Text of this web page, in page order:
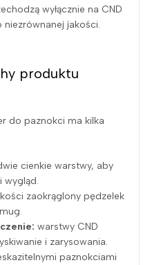
wyłącznie na CND
jakości.
produktu
do paznokci ma kilka
cienkie warstwy, aby
wygląd.
zaokrąglony pędzelek
warstwy CND
i zarysowania.
paznokciami